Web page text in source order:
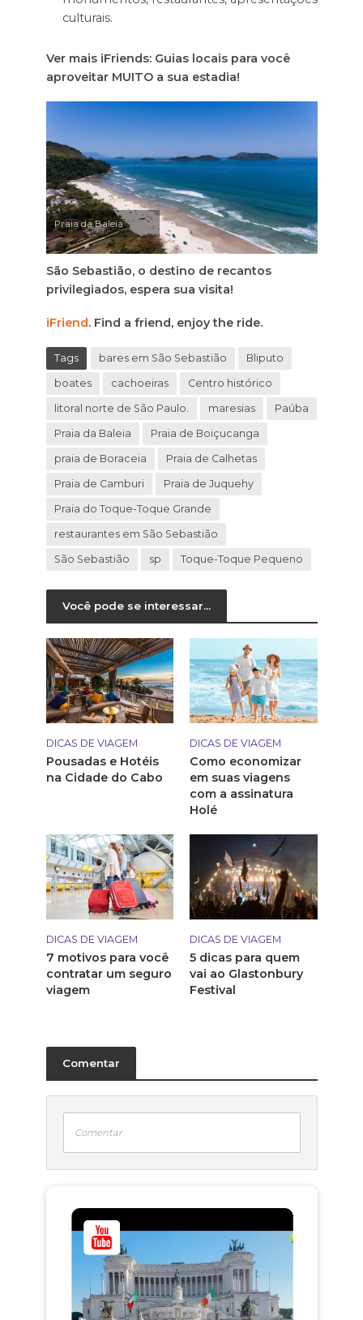
culturais.
Ver mais iFriends: Guias locais para você
aproveitar MUITO a sua estadia!
Praia da Baleia
São Sebastião, o destino de recantos
privilegiados, espera sua visita!
iFriend. Find a friend, enjoy the ride.
Tags bares em São Sebastião Bliputo
boates cachoeiras Centro histórico
litoral norte de São Paulo. maresias Paúba
Praia da Baleia Praia de Boiçucanga
praia de Boraceia Praia de Calhetas
Praia de Camburi Praia de Juquehy
Praia do Toque-Toque Grande
restaurantes em São Sebastião
São Sebastião sp Toque-Toque Pequeno
Você pode se interessar...
DICAS DE VIAGEM
Pousadas e Hotéis
na Cidade do Cabo
DICAS DE VIAGEM
Como economizar
em suas viagens
com a assinatura
Holé
DICAS DE VIAGEM
7 motivos para você
contratar um seguro
viagem
DICAS DE VIAGEM
5 dicas para quem
vai ao Glastonbury
Festival
Comentar
Comentar